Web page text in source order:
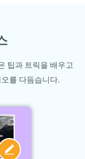
팁과 트릭을 배우고
를 다듬습니다.